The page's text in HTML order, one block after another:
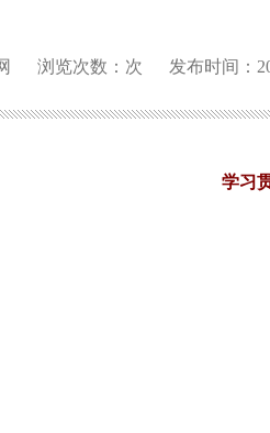
浏览次数： 次 发布时间：
学习